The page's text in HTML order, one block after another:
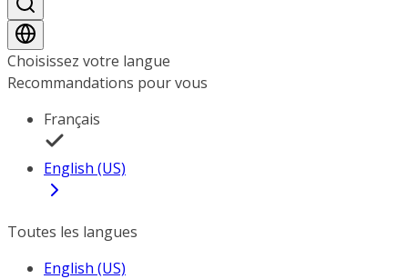
Choisissez votre langue
Recommandations pour vous
Français
English (US)
Toutes les langues
English (US)